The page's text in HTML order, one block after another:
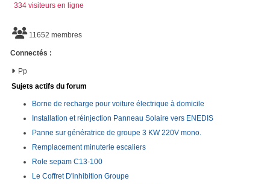
334 visiteurs en ligne
11652 membres
Connectés :
Pp
Sujets actifs du forum
Borne de recharge pour voiture électrique à domicile
Installation et réinjection Panneau Solaire vers ENEDIS
Panne sur génératrice de groupe 3 KW 220V mono.
Remplacement minuterie escaliers
Role sepam C13-100
Le Coffret D'inhibition Groupe